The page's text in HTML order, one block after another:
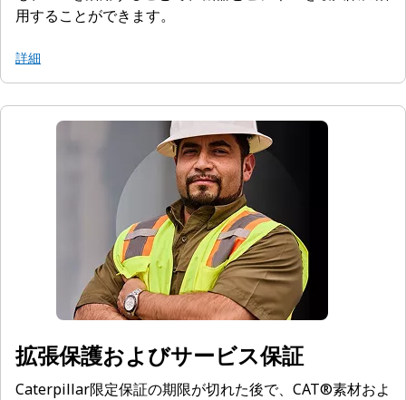
用することができます。
詳細
拡張保護およびサービス保証
Caterpillar限定保証の期限が切れた後で、CAT®素材およ